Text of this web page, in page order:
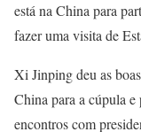
está na China para
fazer uma visita de
Xi Jinping deu as
China para a cúpula
encontros com